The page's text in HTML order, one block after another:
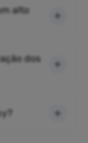
alto
dos